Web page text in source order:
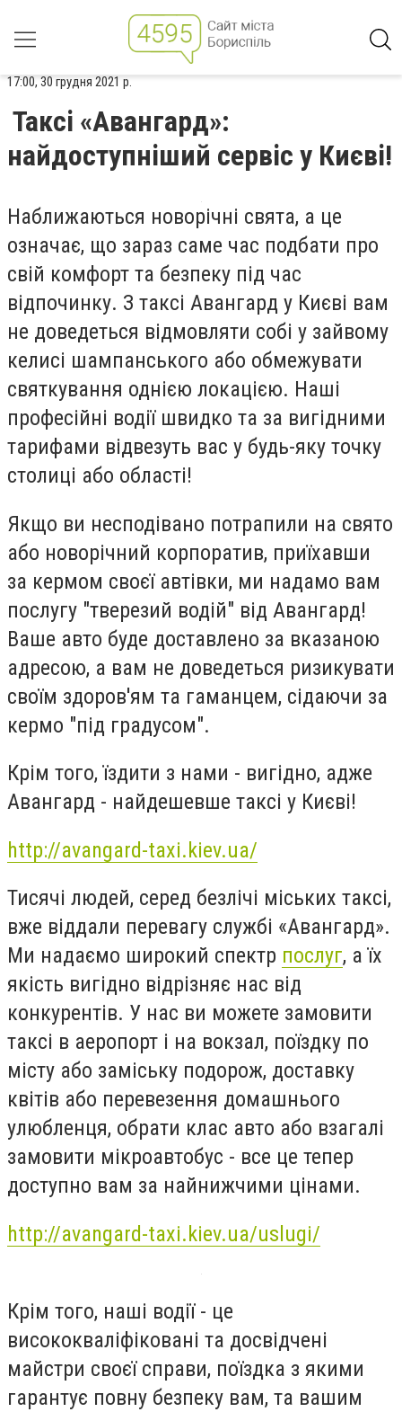
17:00, 30 грудня 2021 р.
Таксі «Авангард»:
найдоступніший сервіс у Києві!
Наближаються новорічні свята, а це
означає, що зараз саме час подбати про
свій комфорт та безпеку під час
відпочинку. З таксі Авангард у Києві вам
не доведеться відмовляти собі у зайвому
келисі шампанського або обмежувати
святкування однією локацією. Наші
професійні водії швидко та за вигідними
тарифами відвезуть вас у будь-яку точку
столиці або області!
Якщо ви несподівано потрапили на свято
або новорічний корпоратив, приїхавши
за кермом своєї автівки, ми надамо вам
послугу "тверезий водій" від Авангард!
Ваше авто буде доставлено за вказаною
адресою, а вам не доведеться ризикувати
своїм здоров'ям та гаманцем, сідаючи за
кермо "під градусом".
Крім того, їздити з нами - вигідно, адже
Авангард - найдешевше таксі у Києві!
http://avangard-taxi.kiev.ua/
Тисячі людей, серед безлічі міських таксі,
вже віддали перевагу службі «Авангард».
Ми надаємо широкий спектр послуг, а їх
якість вигідно відрізняє нас від
конкурентів. У нас ви можете замовити
таксі в аеропорт і на вокзал, поїздку по
місту або заміську подорож, доставку
квітів або перевезення домашнього
улюбленця, обрати клас авто або взагалі
замовити мікроавтобус - все це тепер
доступно вам за найнижчими цінами.
http://avangard-taxi.kiev.ua/uslugi/
Крім того, наші водії - це
висококваліфіковані та досвідчені
майстри своєї справи, поїздка з якими
гарантує повну безпеку вам, та вашим